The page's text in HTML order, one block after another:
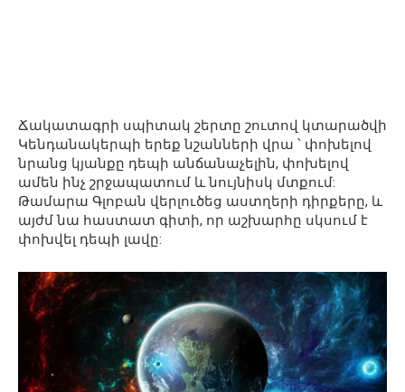
Ճակատագրի սպիտակ շերտը շուտով կտարածվի
Կենդանակերպի երեք նշանների վրա ՝ փոխելով
նրանց կյանքը դեպի անճանաչելին, փոխելով
ամեն ինչ շրջապատում և նույնիսկ մտքում:
Թամարա Գլոբան վերլուծեց աստղերի դիրքերը, և
այժմ նա հաստատ գիտի, որ աշխարհը սկսում է
փոխվել դեպի լավը: